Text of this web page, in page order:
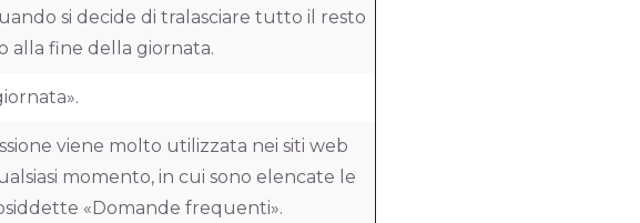
si decide di tralasciare tutto il resto
alla fine della giornata.
viene molto utilizzata nei siti web
momento, in cui sono elencate le
«Domande frequenti».